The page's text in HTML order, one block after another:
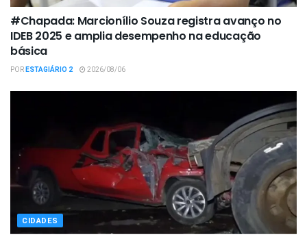
#Chapada: Marcionílio Souza registra avanço no
IDEB 2025 e amplia desempenho na educação
básica
PORESTAGIÁRIO 2 2026/08/06
CIDADES